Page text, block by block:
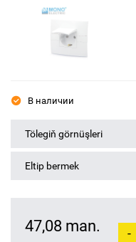
В наличии
Tölegiň görnüşleri
Eltip bermek
47,08 man. -